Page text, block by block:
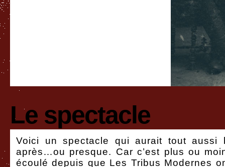
Le spectacle
Voici un spectacle qui aurait tout aussi
après…ou presque. Car c’est plus ou
écoulé depuis que Les Tribus Modernes